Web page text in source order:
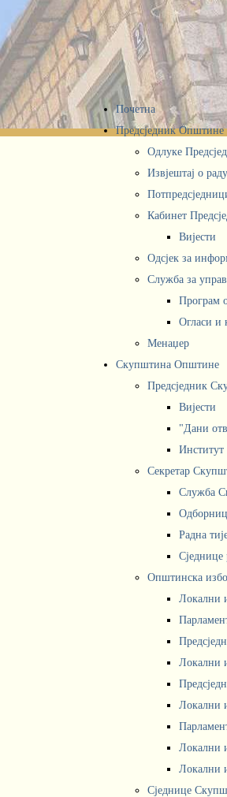
Почетна
Предсједник Општине
Одлуке
Извјештај о
Кабинет
Вијести
Одсјек за
Служба за
Програм
Огласи и
Менаџер
Скупштина Општине
Предсједник
Вијести
"Дани
Институт
Секретар
Служба
Радна
Сједнице
Општинска
Локални
Локални
Локални
Локални
Локални
Сједнице